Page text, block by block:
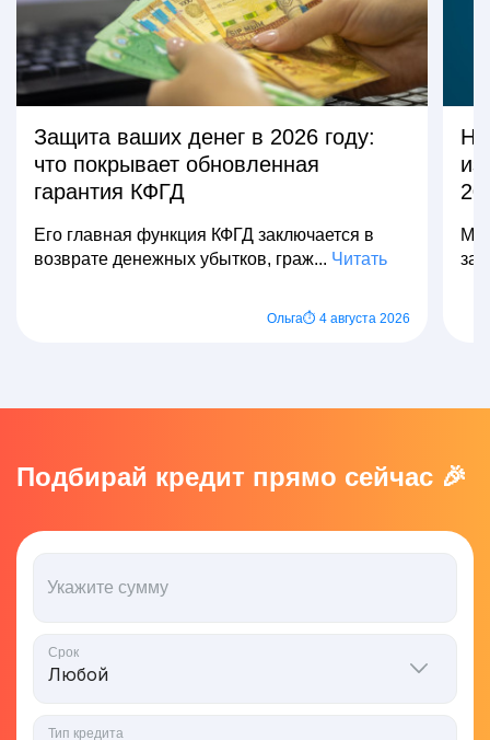
Защита ваших денег в 2026 году:
что покрывает обновленная
гарантия КФГД
Его главная функция КФГД заключается в
возврате денежных убытков, граж... Читать
Ольга⏱ 4 августа 2026
Подбирай кредит прямо сейчас 🎉
Укажите сумму
Срок
Тип кредита